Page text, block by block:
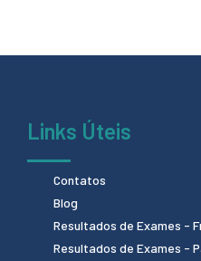
Links Úteis
Contatos
Blog
Resultados de Exames -
Resultados de Exames -